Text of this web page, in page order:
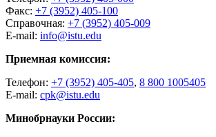
Факс: +7 (3952) 405-100
Справочная: +7 (3952) 405-009
E-mail: info@istu.edu
Приемная комиссия:
Телефон: +7 (3952) 405-405, 8 800 1005405
E-mail: cpk@istu.edu
Минобрнауки России: